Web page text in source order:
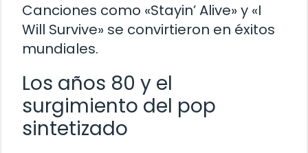
Canciones como «Stayin’ Alive» y «I
Will Survive» se convirtieron en éxitos
mundiales.
Los años 80 y el
surgimiento del pop
sintetizado